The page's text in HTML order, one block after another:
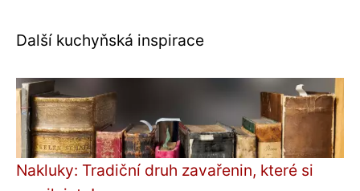
Další kuchyňská inspirace
Nakluky: Tradiční druh zavařenin, které si